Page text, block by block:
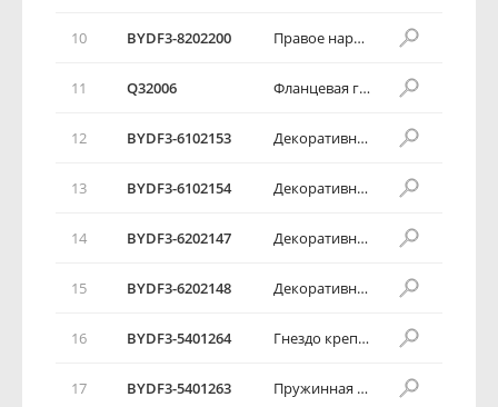
10 BYDF3-8202200 Правое наружное зеркало заднего обзора с электроприводом
11 Q32006 Фланцевая гайка
12 BYDF3-6102153 Декоративная планка стекла левой передней двери
13 BYDF3-6102154 Декоративная планка стекла правой передней двери
14 BYDF3-6202147 Декоративная планка стекла левой задней двери
15 BYDF3-6202148 Декоративная планка стекла правой задней двери
16 BYDF3-5401264 Гнездо крепления пружинной пластины люка заливной горловины топливного бака
17 BYDF3-5401263 Пружинная пластина люка заливной горловины топливного бака